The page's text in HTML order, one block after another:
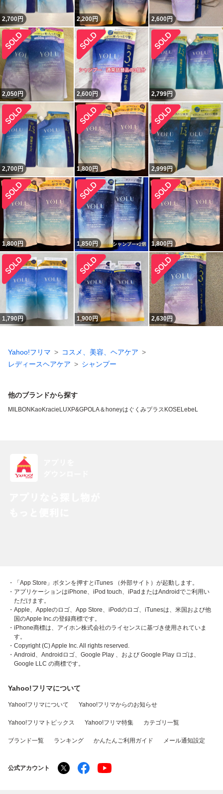
2,700円 2,200円 2,600円
2,050円 2,600円 2,799円
2,700円 1,800円 2,999円
1,800円 1,850円 1,800円
1,790円 1,900円 2,630円
Yahoo!フリマ
コスメ、美容、ヘアケア
レディースヘアケア
シャンプー
他のブランドから探す
MILBON KaoKracie LUXP&GPOLA＆honeyはぐくみプラス KOSELebeL
・「App Store」ボタンを押すとiTunes （外部サイト）が起動します。
・アプリケーションはiPhone、iPod touch、iPadまたはAndroidでご利用い
ただけます。
・Apple、Appleのロゴ、App Store、iPodのロゴ、iTunesは、米国および他
国のApple Inc.の登録商標です。
・iPhone商標は、アイホン株式会社のライセンスに基づき使用されていま
す。
・Copyright (C) Apple Inc. All rights reserved.
・Android、Androidロゴ、Google Play 、および Google Play ロゴは、
Google LLC の商標です。
Yahoo!フリマについて
Yahoo!フリマについて Yahoo!フリマからのお知らせ
Yahoo!フリマトピックス Yahoo!フリマ特集 カテゴリ一覧
ブランド一覧 ランキング かんたんご利用ガイド メール通知設定
公式アカウント